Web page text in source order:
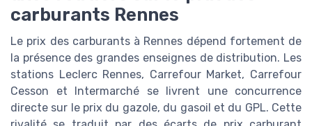
carburants Rennes
Le prix des carburants à Rennes dépend fortement de
la présence des grandes enseignes de distribution. Les
stations Leclerc Rennes, Carrefour Market, Carrefour
Cesson et Intermarché se livrent une concurrence
directe sur le prix du gazole, du gasoil et du GPL. Cette